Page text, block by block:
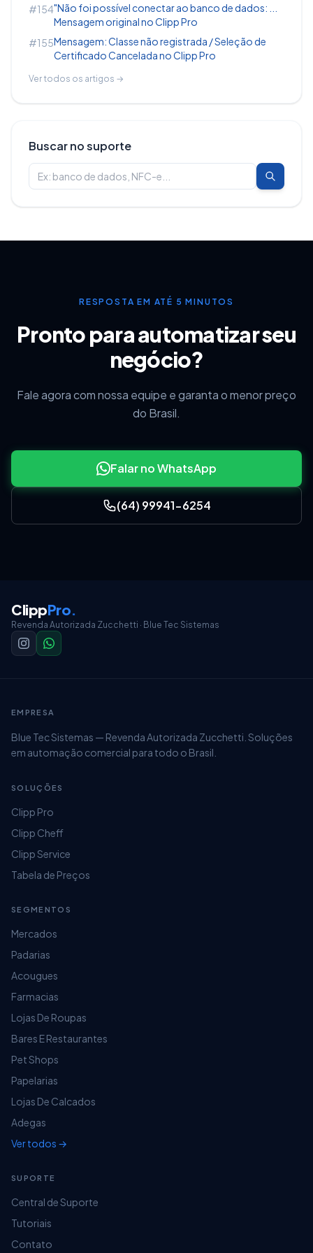
#154"Não foi possível conectar ao banco de dados: ...
Mensagem original no Clipp Pro
#155Mensagem: Classe não registrada / Seleção de
Certificado Cancelada no Clipp Pro
Ver todos os artigos →
Buscar no suporte
RESPOSTA EM ATÉ 5 MINUTOS
Pronto para automatizar seu
negócio?
Fale agora com nossa equipe e garanta o menor preço
do Brasil.
Falar no WhatsApp
(64) 99941-6254
ClippPro.
Revenda Autorizada Zucchetti · Blue Tec Sistemas
EMPRESA
Blue Tec Sistemas — Revenda Autorizada Zucchetti. Soluções
em automação comercial para todo o Brasil.
SOLUÇÕES
Clipp Pro
Clipp Cheff
Clipp Service
Tabela de Preços
SEGMENTOS
Mercados
Padarias
Acougues
Farmacias
Lojas De Roupas
Bares E Restaurantes
Pet Shops
Papelarias
Lojas De Calcados
Adegas
Ver todos →
SUPORTE
Central de Suporte
Tutoriais
Contato